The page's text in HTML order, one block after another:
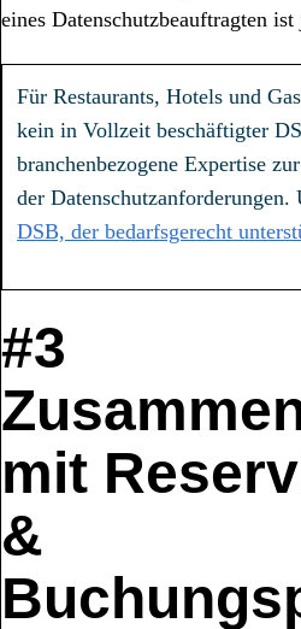
eines Datenschutzbeauftragten
Für Restaurants, Hotels und
kein in Vollzeit beschäftigter
branchenbezogene Expertise
der Datenschutzanforderungen.
DSB, der bedarfsgerecht
#3
mit
&